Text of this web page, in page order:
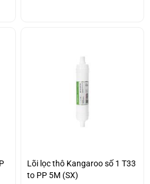
Lõi lọc thô Kangaroo số 1 T33
to PP 5M (SX)